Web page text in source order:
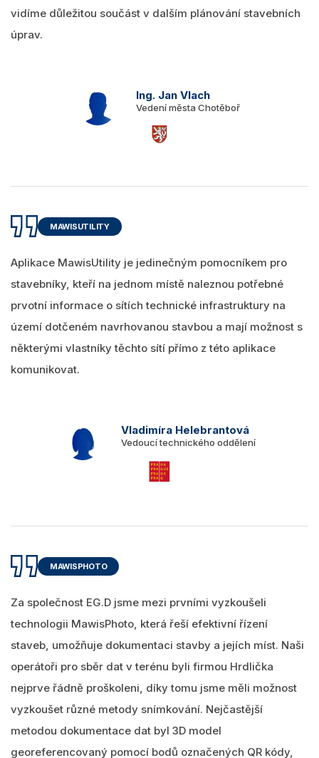
vidíme důležitou součást v dalším plánování stavebních
úprav.
Ing. Jan Vlach
Vedení města Chotěboř
MAWISUTILITY
Aplikace MawisUtility je jedinečným pomocníkem pro
stavebníky, kteří na jednom místě naleznou potřebné
prvotní informace o sítích technické infrastruktury na
území dotčeném navrhovanou stavbou a mají možnost s
některými vlastníky těchto sítí přímo z této aplikace
komunikovat.
Vladimíra Helebrantová
Vedoucí technického oddělení
MAWISPHOTO
Za společnost EG.D jsme mezi prvními vyzkoušeli
technologii MawisPhoto, která řeší efektivní řízení
staveb, umožňuje dokumentaci stavby a jejích míst. Naši
operátoři pro sběr dat v terénu byli firmou Hrdlička
nejprve řádně proškoleni, díky tomu jsme měli možnost
vyzkoušet různé metody snímkování. Nejčastější
metodou dokumentace dat byl 3D model
georeferencovaný pomocí bodů označených QR kódy,